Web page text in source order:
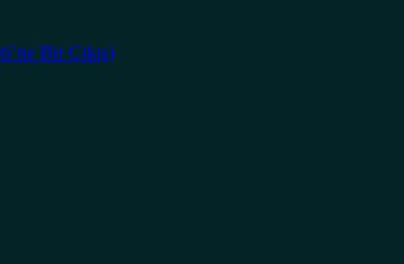
Bir Çıkış)